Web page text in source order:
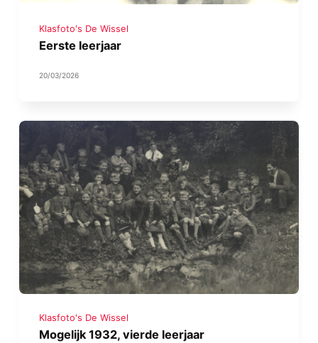
Klasfoto's De Wissel
Eerste leerjaar
20/03/2026
Klasfoto's De Wissel
Mogelijk 1932, vierde leerjaar